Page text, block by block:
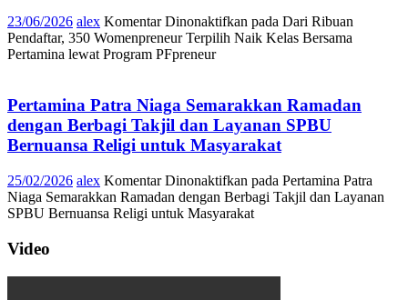
23/06/2026 alex Komentar Dinonaktifkan pada Dari Ribuan
Pendaftar, 350 Womenpreneur Terpilih Naik Kelas Bersama
Pertamina lewat Program PFpreneur
Pertamina Patra Niaga Semarakkan Ramadan
dengan Berbagi Takjil dan Layanan SPBU
Bernuansa Religi untuk Masyarakat
25/02/2026 alex Komentar Dinonaktifkan pada Pertamina Patra
Niaga Semarakkan Ramadan dengan Berbagi Takjil dan Layanan
SPBU Bernuansa Religi untuk Masyarakat
Video